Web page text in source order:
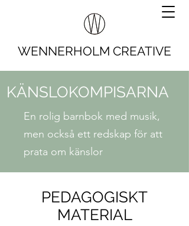
WENNERHOLM CREATIVE
KÄNSLOKOMPISARNA
En rolig barnbok med musik,
men också ett redskap för att
prata om känslor
PEDAGOGISKT
MATERIAL